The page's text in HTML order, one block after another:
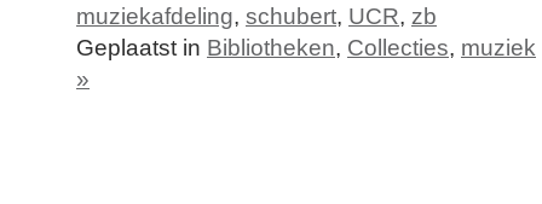
muziekafdeling, schubert, UCR, zb
Geplaatst in Bibliotheken, Collecties, muziek
»